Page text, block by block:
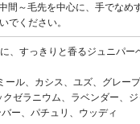
間～毛先を中心に、手でなめ
でください。
、すっきりと香るジュニパ
ール、カシス、ユズ、グレー
クゼラニウム、ラベンダー、
ー、パチュリ、ウッディ